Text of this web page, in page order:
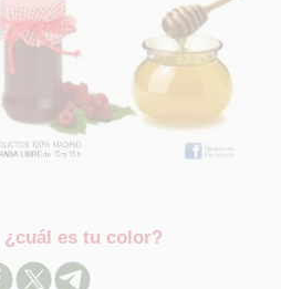
es tu color?